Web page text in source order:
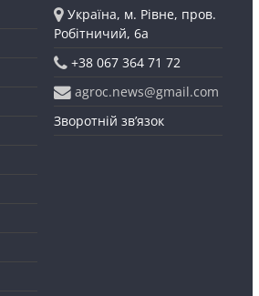
Україна, м. Рівне, пров.
Робітничий, 6а
+38 067 364 71 72
agroc.news@gmail.com
Зворотній зв’язок